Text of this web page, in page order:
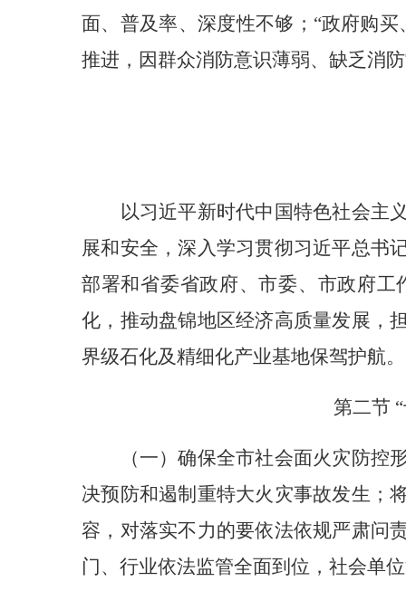
面、普及率、深度性不够；“政府购
推进，因群众消防意识薄弱、缺乏消
以习近平新时代中国特色社会主
展和安全，深入学习贯彻习近平总书
部署和省委省政府、市委、市政府工
化，推动盘锦地区经济高质量发展，
界级石化及精细化产业基地保驾护航。
第二节
（一）确保全市社会面火灾防
决预防和遏制重特大火灾事故发生；
容，对落实不力的要依法依规严肃问
门、行业依法监管全面到位，社会单